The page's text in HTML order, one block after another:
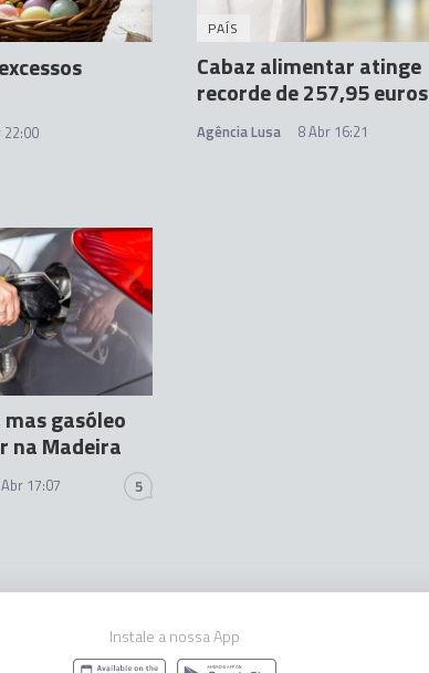
22:00
PAÍS
Cabaz alimentar atinge
recorde de 257,95 euros
Agência Lusa 8 Abr 16:21
gasóleo
na Madeira
17:07 5
Instale a nossa App